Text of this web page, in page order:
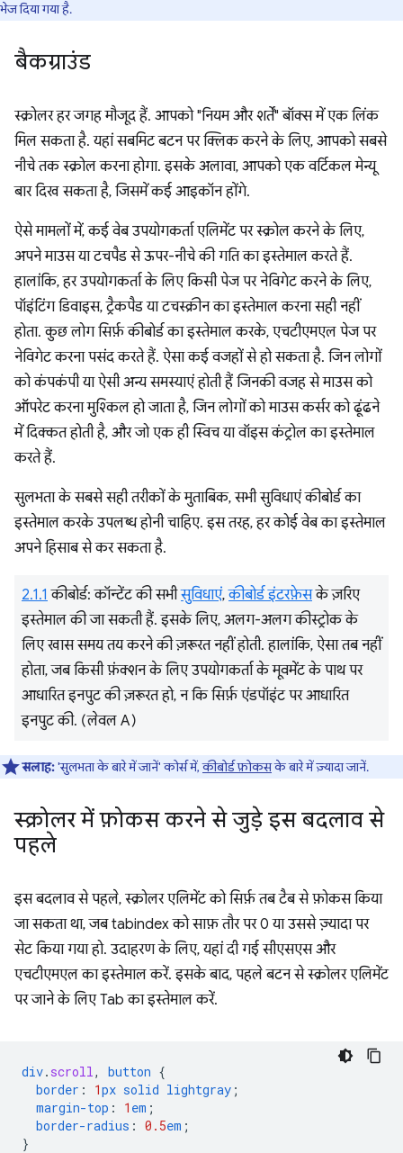
भेज दिया गया है.
बैकग्राउंड
स्क्रोलर हर जगह मौजूद हैं. आपको "नियम और शर्तें" बॉक्स में एक लिंक
मिल सकता है. यहां सबमिट बटन पर क्लिक करने के लिए, आपको सबसे
नीचे तक स्क्रोल करना होगा. इसके अलावा, आपको एक वर्टिकल मेन्यू
बार दिख सकता है, जिसमें कई आइकॉन होंगे.
ऐसे मामलों में, कई वेब उपयोगकर्ता एलिमेंट पर स्क्रोल करने के लिए,
अपने माउस या टचपैड से ऊपर-नीचे की गति का इस्तेमाल करते हैं.
हालांकि, हर उपयोगकर्ता के लिए किसी पेज पर नेविगेट करने के लिए,
पॉइंटिंग डिवाइस, ट्रैकपैड या टचस्क्रीन का इस्तेमाल करना सही नहीं
होता. कुछ लोग सिर्फ़ कीबोर्ड का इस्तेमाल करके, एचटीएमएल पेज पर
नेविगेट करना पसंद करते हैं. ऐसा कई वजहों से हो सकता है. जिन लोगों
को कंपकंपी या ऐसी अन्य समस्याएं होती हैं जिनकी वजह से माउस को
ऑपरेट करना मुश्किल हो जाता है, जिन लोगों को माउस कर्सर को ढूंढने
में दिक्कत होती है, और जो एक ही स्विच या वॉइस कंट्रोल का इस्तेमाल
करते हैं.
सुलभता के सबसे सही तरीकों के मुताबिक, सभी सुविधाएं कीबोर्ड का
इस्तेमाल करके उपलब्ध होनी चाहिए. इस तरह, हर कोई वेब का इस्तेमाल
अपने हिसाब से कर सकता है.
2.1.1 कीबोर्ड: कॉन्टेंट की सभीसुविधाएं,कीबोर्ड इंटरफ़ेसके ज़रिए
इस्तेमाल की जा सकती हैं. इसके लिए, अलग-अलग कीस्ट्रोक के
लिए खास समय तय करने की ज़रूरत नहीं होती. हालांकि, ऐसा तब नहीं
होता, जब किसी फ़ंक्शन के लिए उपयोगकर्ता के मूवमेंट के पाथ पर
आधारित इनपुट की ज़रूरत हो, न कि सिर्फ़ एंडपॉइंट पर आधारित
इनपुट की. (लेवल A)
सलाह:'सुलभता के बारे में जानें' कोर्स में,कीबोर्ड फ़ोकसके बारे में ज़्यादा जानें.
स्क्रोलर में फ़ोकस करने से जुड़े इस बदलाव से
पहले
इस बदलाव से पहले, स्क्रोलर एलिमेंट को सिर्फ़ तब टैब से फ़ोकस किया
जा सकता था, जब tabindex को साफ़ तौर पर 0 या उससे ज़्यादा पर
सेट किया गया हो. उदाहरण के लिए, यहां दी गई सीएसएस और
एचटीएमएल का इस्तेमाल करें. इसके बाद, पहले बटन से स्क्रोलर एलिमेंट
पर जाने के लिए Tab का इस्तेमाल करें.
div. scroll, button {
border : 1px solid lightgray ;
margin-top : 1 em ;
border-radius : 0.5em ;
}